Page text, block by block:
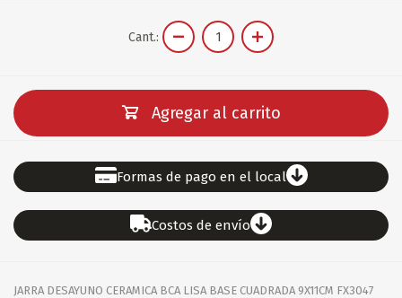
Cant.:
Agregar al carrito
Formas de pago en el local
Costos de envío
JARRA DESAYUNO CERAMICA BCA LISA BASE CUADRADA 9X11CM FX3047